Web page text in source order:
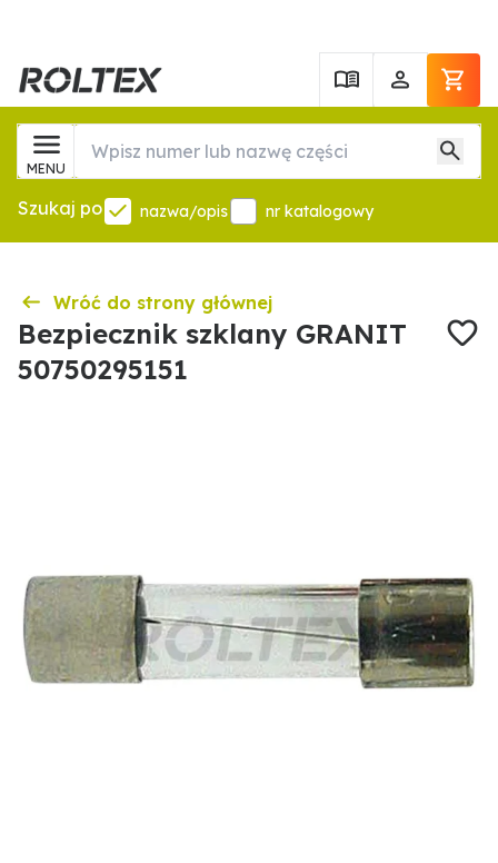
MENU
Szukaj po nazwa/opis nr katalogowy
Wróć do strony głównej
Bezpiecznik szklany GRANIT
50750295151